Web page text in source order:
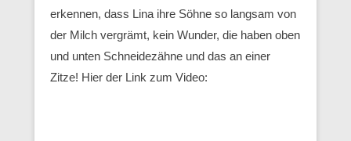
erkennen, dass Lina ihre Söhne so langsam von
der Milch vergrämt, kein Wunder, die haben oben
und unten Schneidezähne und das an einer
Zitze! Hier der Link zum Video: